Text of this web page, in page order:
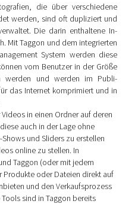
die über verschiedene
werden, sind oft dupliziert und
Die darin enthaltene In­
Mit Taggon und dem inte­grierten
System werden diese
vom Benutzer in der Größe
werden und werden im Pu­bli­
das Internet komprimiert und in
in einen Ordner auf deren
auch in der Lage ohne
und Sliders zu erstellen
online zu stellen. In
Taggon (oder mit jedem
Produkte oder Dateien direkt auf
und den Verkaufsprozess
sind in Taggon bereits